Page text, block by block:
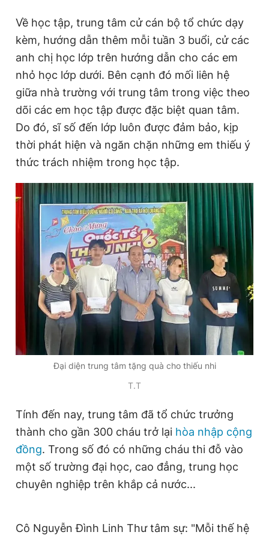
Về học tập, trung tâm cử cán bộ tổ chức dạy
kèm, hướng dẫn thêm mỗi tuần 3 buổi, cử các
anh chị học lớp trên hướng dẫn cho các em
nhỏ học lớp dưới. Bên cạnh đó mối liên hệ
giữa nhà trường với trung tâm trong việc theo
dõi các em học tập được đặc biệt quan tâm.
Do đó, sĩ số đến lớp luôn được đảm bảo, kịp
thời phát hiện và ngăn chặn những em thiếu ý
thức trách nhiệm trong học tập.
Đại diện trung tâm tặng quà cho thiếu nhi
T.T
Tính đến nay, trung tâm đã tổ chức trưởng
thành cho gần 300 cháu trở lại hòa nhập cộng
đồng. Trong số đó có những cháu thi đỗ vào
một số trường đại học, cao đẳng, trung học
chuyên nghiệp trên khắp cả nước...
Cô Nguyễn Đình Linh Thư tâm sự: "Mỗi thế hệ